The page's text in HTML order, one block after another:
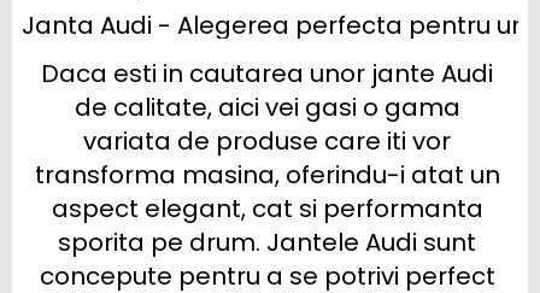
Janta Audi - Alegerea perfecta pentru un
Daca esti in cautarea unor jante Audi
de calitate, aici vei gasi o gama
variata de produse care iti vor
transforma masina, oferindu-i atat un
aspect elegant, cat si performanta
sporita pe drum. Jantele Audi sunt
concepute pentru a se potrivi perfect